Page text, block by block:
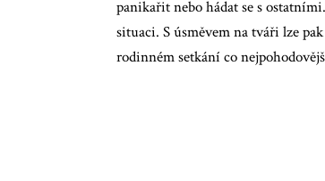
panikařit nebo hádat se s
situaci. S úsměvem na tváři lze
rodinném setkání co